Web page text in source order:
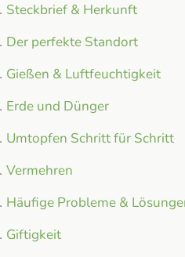
Steckbrief & Herkunft
Der perfekte Standort
Gießen & Luftfeuchtigkeit
Erde und Dünger
Umtopfen Schritt für Schritt
Vermehren
Häufige Probleme &
Giftigkeit